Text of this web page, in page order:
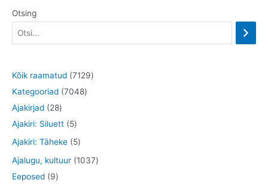
Otsing
Kõik raamatud 71297
o
Kategooriad 70487
Ajakirjad 282
8
t
Ajakiri: Siluett 55
t
o
Ajakiri: Täheke 55
t
Ajalugu, kultuur 10371
Eeposed 99